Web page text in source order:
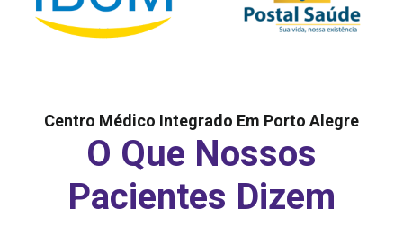
Centro Médico Integrado Em Porto Alegre
O Que Nossos
Pacientes Dizem